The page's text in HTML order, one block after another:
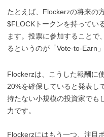
たとえば、Flockerzの将来の
$FLOCKトークンを持ってい
ます。投票に参加することで
るというのが「Vote-to-Earn
Flockerzは、こうした報酬に
20%を確保していると発表し
持たない小規模の投資家でも
力です。
Flockerzにはもう一つ、注目